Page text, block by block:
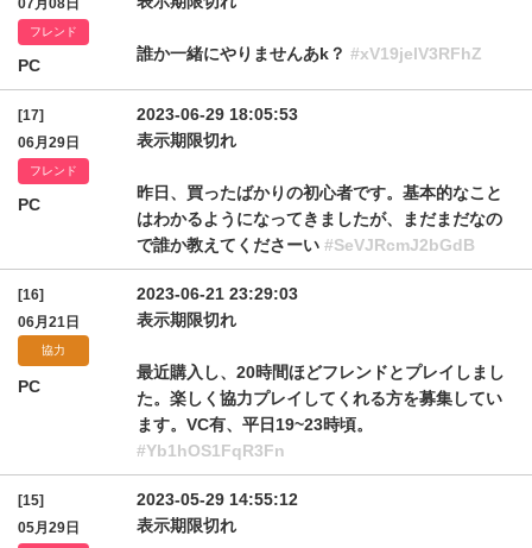
07月08日
フレンド
PC
誰か一緒にやりませんあk？ #xV19jelV3RFhZ
[17]
06月29日
フレンド
PC
2023-06-29 18:05:53
表示期限切れ
昨日、買ったばかりの初心者です。基本的なこと
はわかるようになってきましたが、まだまだなの
で誰か教えてくださーい #SeVJRcmJ2bGdB
[16]
06月21日
協力
PC
2023-06-21 23:29:03
表示期限切れ
最近購入し、20時間ほどフレンドとプレイしまし
た。楽しく協力プレイしてくれる方を募集してい
ます。VC有、平日19~23時頃。
#Yb1hOS1FqR3Fn
[15]
05月29日
2023-05-29 14:55:12
表示期限切れ